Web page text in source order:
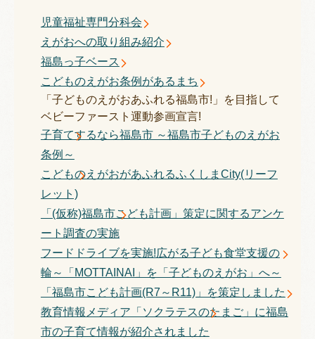
児童福祉専門分科会
えがおへの取り組み紹介
福島っ子ベース
こどものえがお条例があるまち
「子どものえがおあふれる福島市!」を目指して
ベビーファースト運動参画宣言!
子育てするなら福島市 ～福島市子どものえがお
条例～
こどものえがおがあふれるふくしまCity(リーフ
レット)
「(仮称)福島市こども計画」策定に関するアンケ
ート調査の実施
フードドライブを実施!広がる子ども食堂支援の
輪～「MOTTAINAI」を「子どものえがお」へ～
「福島市こども計画(R7～R11)」を策定しました
教育情報メディア「ソクラテスのたまご」に福島
市の子育て情報が紹介されました